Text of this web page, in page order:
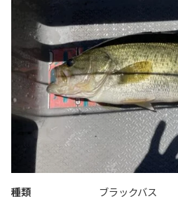
種類 ブラックバス